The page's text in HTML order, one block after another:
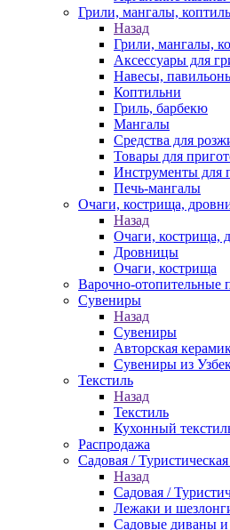
Грили, мангалы,
Назад
Грили, мангалы,
Аксессуары для
Навесы,
Коптильни
Гриль, барбекю
Мангалы
Средства для
Товары для
Инструменты для
Печь-мангалы
Очаги, кострища,
Назад
Очаги, кострища,
Дровницы
Очаги, кострища
Варочно-отопительные
Сувениры
Назад
Сувениры
Авторская
Сувениры из
Текстиль
Назад
Текстиль
Кухонный
Распродажа
Садовая /
Назад
Садовая /
Лежаки и
Садовые диваны и